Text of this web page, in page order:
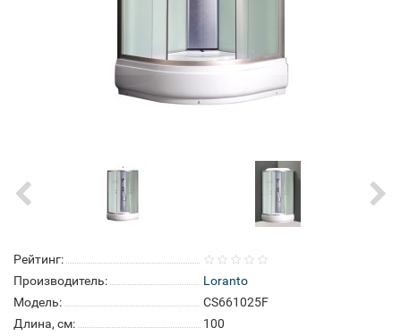
Рейтинг:
Производитель:
Loranto
Модель:
CS661025F
Длина, см:
100